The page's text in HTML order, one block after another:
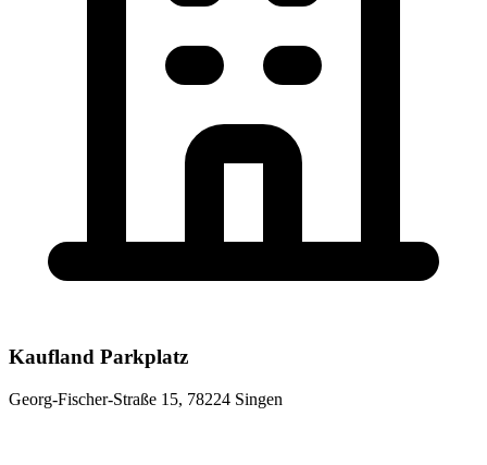
Kaufland Parkplatz
Georg-Fischer-Straße 15, 78224 Singen